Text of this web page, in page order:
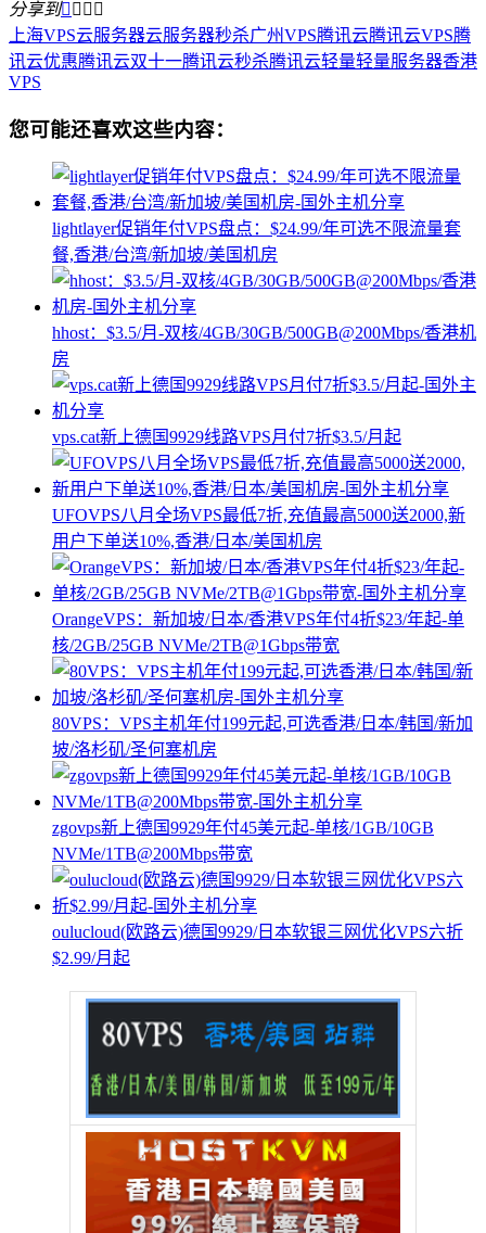
分享到   
上海VPS云服务器云服务器秒杀广州VPS腾讯云腾讯云VPS腾
讯云优惠腾讯云双十一腾讯云秒杀腾讯云轻量轻量服务器香港
VPS
您可能还喜欢这些内容：
lightlayer促销年付VPS盘点：$24.99/年可选不限流量套
餐,香港/台湾/新加坡/美国机房
hhost：$3.5/月-双核/4GB/30GB/500GB@200Mbps/香港机
房
vps.cat新上德国9929线路VPS月付7折$3.5/月起
UFOVPS八月全场VPS最低7折,充值最高5000送2000,新
用户下单送10%,香港/日本/美国机房
OrangeVPS：新加坡/日本/香港VPS年付4折$23/年起-单
核/2GB/25GB NVMe/2TB@1Gbps带宽
80VPS：VPS主机年付199元起,可选香港/日本/韩国/新加
坡/洛杉矶/圣何塞机房
zgovps新上德国9929年付45美元起-单核/1GB/10GB
NVMe/1TB@200Mbps带宽
oulucloud(欧路云)德国9929/日本软银三网优化VPS六折
$2.99/月起